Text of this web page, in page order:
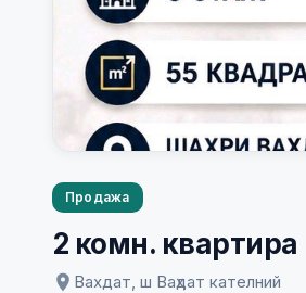
Продажа
2 комн. квартира
Вахдат, ш Ваҳдат кателний